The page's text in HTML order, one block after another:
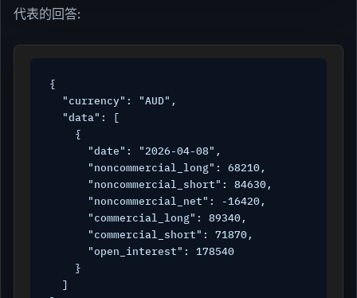
代表的回答:
{
  "currency": "AUD",
  "data": [
    {
      "date": "2026-04-08",
      "noncommercial_long": 68210,
      "noncommercial_short": 84630,
      "noncommercial_net": -16420,
      "commercial_long": 89340,
      "commercial_short": 71870,
      "open_interest": 178540
    }
  ]